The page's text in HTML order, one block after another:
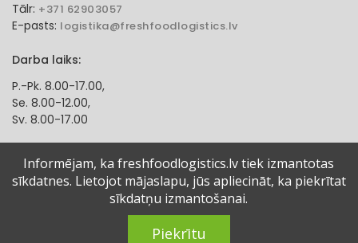
Tālr: +371 62903057
E-pasts: logistika@freshfoodlogistics.lv
Darba laiks:
P.-Pk. 8.00-17.00,
Se. 8.00-12.00,
Sv. 8.00-17.00
Aļona Gadzāne
+371 27321584
alona.gadzane@freshfoodlogistics.lv
Informējam, ka freshfoodlogistics.lv tiek izmantotas
sīkdatnes. Lietojot mājaslapu, jūs apliecināt, ka piekrītat
sīkdatņu izmantošanai.
Piekrītu